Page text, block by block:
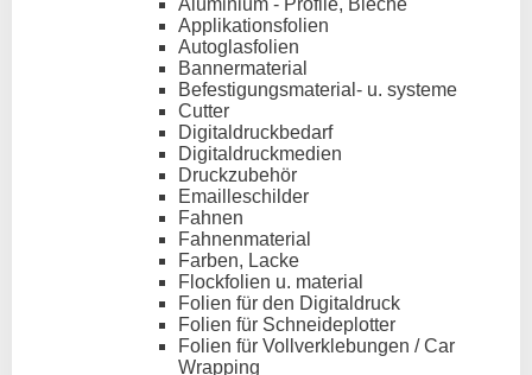
Aluminium - Profile, Bleche
Applikationsfolien
Autoglasfolien
Bannermaterial
Befestigungsmaterial- u. systeme
Cutter
Digitaldruckbedarf
Digitaldruckmedien
Druckzubehör
Emailleschilder
Fahnen
Fahnenmaterial
Farben, Lacke
Flockfolien u. material
Folien für den Digitaldruck
Folien für Schneideplotter
Folien für Vollverklebungen / Car
Wrapping